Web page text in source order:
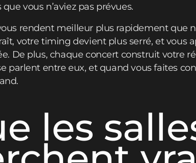
vous n’aviez pas prévues.
rendent meilleur plus rapidement que
votre timing devient plus serré, et vous
De plus, chaque concert construit votre
parlent entre eux, et quand vous faites
les